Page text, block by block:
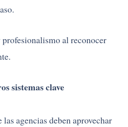
al reconocer
sistemas clave
agencias deben aprovechar